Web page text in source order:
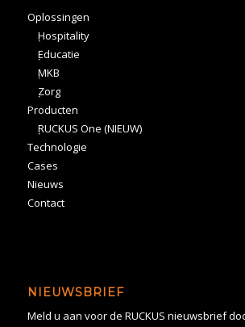
Oplossingen
Hospitality
Educatie
MKB
Zorg
Producten
RUCKUS One (NIEUW)
Technologie
Cases
Nieuws
Contact
NIEUWSBRIEF
Meld u aan voor de RUCKUS nieuwsbrief